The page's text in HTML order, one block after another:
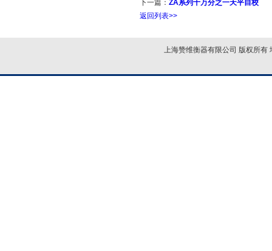
下一篇： ZA系列十万分之一天平自校
返回列表>>
上海赞维衡器有限公司 版权所